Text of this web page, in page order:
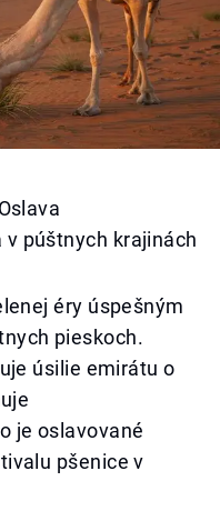
púštnych krajinách
éry úspešným
pieskoch.
úsilie emirátu o
je oslavované
pšenice v